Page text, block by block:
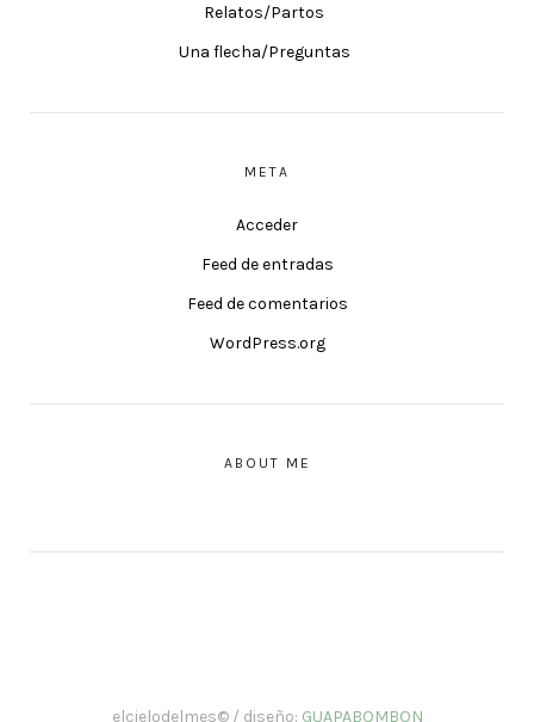
Relatos/Partos
Una flecha/Preguntas
META
Acceder
Feed de entradas
Feed de comentarios
WordPress.org
ABOUT ME
elcielodelmes© / diseño: GUAPABOMBON